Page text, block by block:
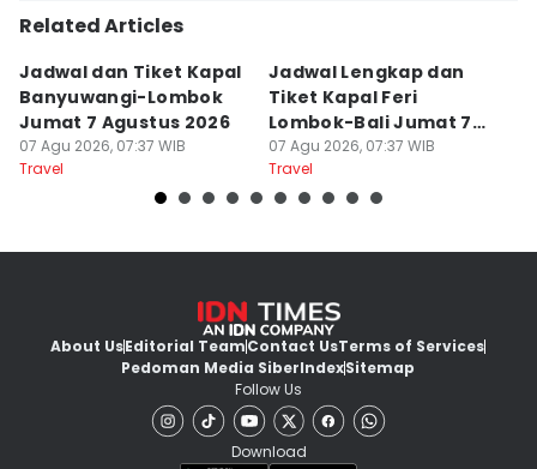
Related Articles
Jadwal dan Tiket Kapal
Banyuwangi-Lombok
Jumat 7 Agustus 2026
07 Agu 2026, 07:37 WIB
Travel
Jadwal Lengkap dan
Tiket Kapal Feri
Lombok-Bali Jumat 7
Agustus 2026
07 Agu 2026, 07:37 WIB
Travel
About UsEditorial TeamContact UsTerms of Services
Pedoman Media SiberIndexSitemap
Follow Us
Download